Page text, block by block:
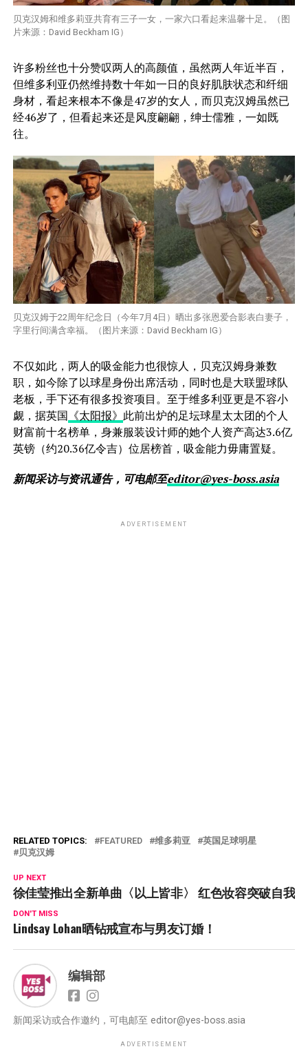
贝克汉姆和维多莉亚共育有三子一女，一家六口看起来温馨十足。（图
片来源：David Beckham IG）
许多粉丝也十分赞叹两人的高颜值，虽然两人年近半百，
但维多利亚仍然维持数十年如一日的良好肌肤状态和纤细
身材，看起来根本不像是47岁的女人，而贝克汉姆虽然已
经46岁了，但看起来还是风度翩翩，绅士儒雅，一如既
往。
贝克汉姆于22周年纪念日（今年7月4日）晒出多张恩爱合影表白妻子，
字里行间满含幸福。（图片来源：David Beckham IG）
不仅如此，两人的吸金能力也很惊人，贝克汉姆身兼数
职，如今除了以球星身份出席活动，同时也是大联盟球队
老板，手下还有很多投资项目。至于维多利亚更是不容小
觑，据英国 《太阳报》 此前出炉的足坛球星太太团的个人
财富前十名榜单，身兼服装设计师的她个人资产高达3.6亿
英镑（约20.36亿令吉）位居榜首，吸金能力毋庸置疑。
新闻采访与资讯通告，可电邮至editor@yes-boss.asia
ADVERTISEMENT
RELATED TOPICS: FEATURED 维多莉亚
英国足球明星
贝克汉姆
UP NEXT
徐佳莹推出全新单曲〈以上皆非〉 红色妆容突破自我
DON'T MISS
Lindsay Lohan晒钻戒宣布与男友订婚！
编辑部
新闻采访或合作邀约，可电邮至 editor@yes-boss.asia
ADVERTISEMENT